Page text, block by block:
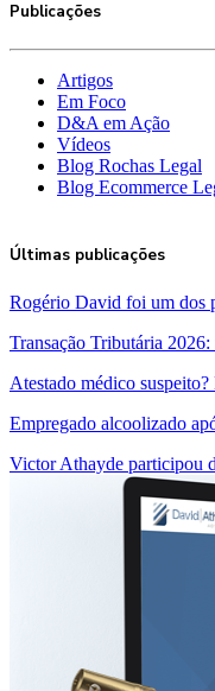
Publicações
Artigos
Em Foco
D&A em Ação
Vídeos
Blog Rochas Legal
Blog Ecommerce
Últimas publicações
Rogério David foi um dos
Transação Tributária
Atestado médico
Empregado alcoolizado
Victor Athayde participou